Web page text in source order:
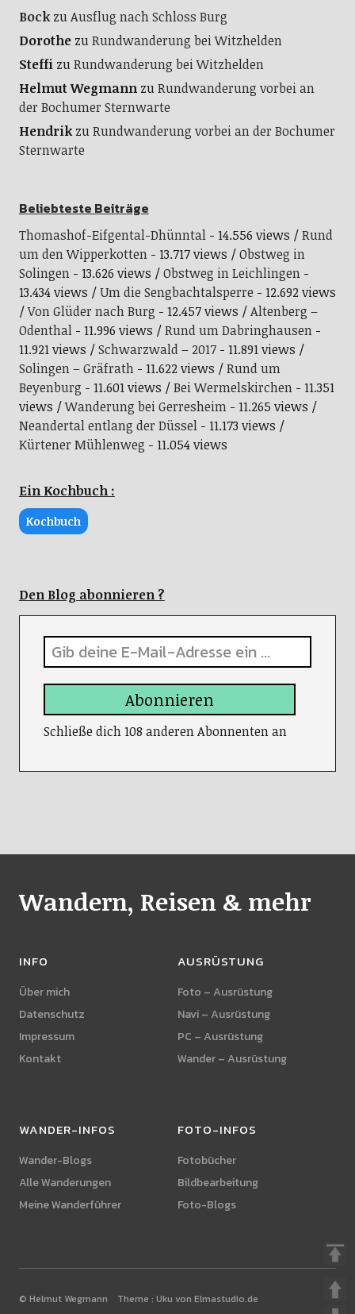
BockzuAusflug nach Schloss Burg
DorothezuRundwanderung bei Witzhelden
SteffizuRundwanderung bei Witzhelden
Helmut WegmannzuRundwanderung vorbei an
der Bochumer Sternwarte
HendrikzuRundwanderung vorbei an der Bochumer
Sternwarte
Beliebteste Beiträge
Thomashof-Eifgental-Dhünntal- 14.556 views
Rund
um den Wipperkotten- 13.717 views
Obstweg in
Solingen- 13.626 views Obstweg in Leichlingen-
13.434 views
Um die Sengbachtalsperre - 12.692 views
Von Glüder nach Burg - 12.457 views
Altenberg –
Odenthal- 11.996 views Rund um Dabringhausen-
11.921 views
Schwarzwald – 2017- 11.891 views
Solingen – Gräfrath- 11.622 views
Rund um
Beyenburg - 11.601 views Bei Wermelskirchen- 11.351
views
Wanderung bei Gerresheim- 11.265 views
Neandertal entlang der Düssel- 11.173 views
Kürtener Mühlenweg - 11.054 views
Ein Kochbuch :
Kochbuch
Den Blog abonnieren ?
Abonnieren
Schließe dich 108 anderen Abonnenten an
Wandern, Reisen & mehr
INFO
Über mich
Datenschutz
Impressum
Kontakt
AUSRÜSTUNG
Foto – Ausrüstung
Navi – Ausrüstung
PC – Ausrüstung
Wander – Ausrüstung
WANDER-INFOS
Wander-Blogs
Alle Wanderungen
Meine Wanderführer
FOTO-INFOS
Fotobücher
Bildbearbeitung
Foto-Blogs
© Helmut Wegmann Theme : Uku von Elmastudio.de